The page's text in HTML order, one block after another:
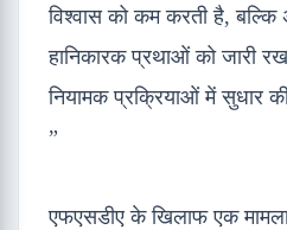
विश्वास को कम करती है, बल्कि
हानिकारक प्रथाओं को जारी
नियामक प्रक्रियाओं में सुधार
”
एफएसडीए के खिलाफ एक